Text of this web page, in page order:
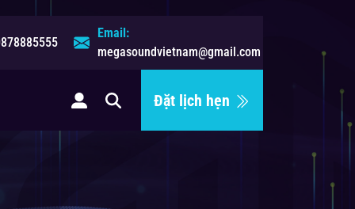
Email:
megasoundvietnam@gmail.com
Đặt lịch hẹn